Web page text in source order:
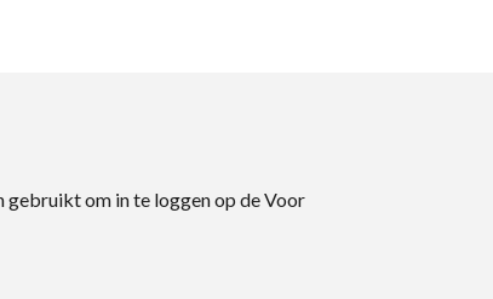
om in te loggen op de Voor